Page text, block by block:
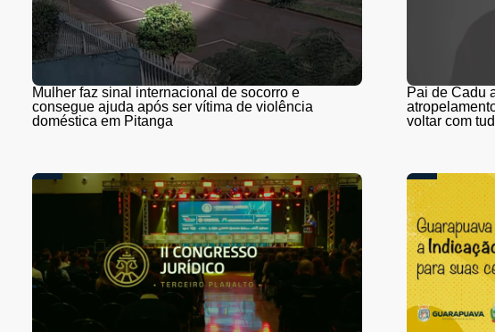
Mulher faz sinal internacional de socorro e
consegue ajuda após ser vítima de violência
doméstica em Pitanga
Pai de Cadu
voltar com